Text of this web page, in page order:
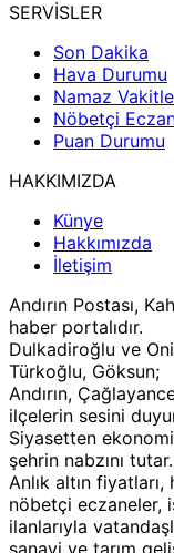
SERVİSLER
Son Dakika
Hava Durumu
Namaz
Nöbetçi
Puan Durumu
HAKKIMIZDA
Künye
Hakkımızda
İletişim
Andırın Postası,
haber portalıdır.
Dulkadiroğlu ve
Türkoğlu, Göksun;
Andırın,
ilçelerin sesini
Siyasetten
şehrin nabzını tutar.
Anlık altın
nöbetçi eczaneler,
ilanlarıyla